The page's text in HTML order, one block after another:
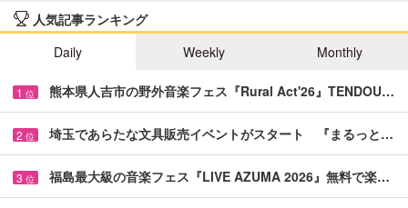
人気記事ランキング
Daily
Weekly Monthly
1 位 熊本県人吉市の野外音楽フェス『Rural Act'26』TENDOU…
2 位 埼玉であらたな文具販売イベントがスタート 『まるっと…
3 位 福島最大級の音楽フェス『LIVE AZUMA 2026』無料で楽…